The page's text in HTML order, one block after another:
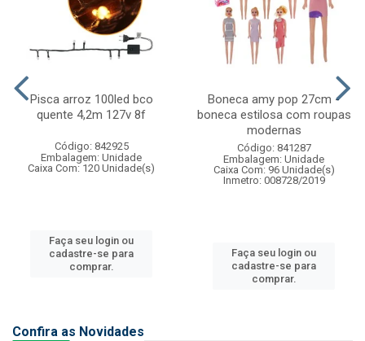
Pisca arroz 100led bco
quente 4,2m 127v 8f
Código: 842925
Embalagem: Unidade
Caixa Com: 120 Unidade(s)
Faça seu login ou
cadastre-se para
comprar.
Boneca amy pop 27cm -
boneca estilosa com roupas
modernas
Código: 841287
Embalagem: Unidade
Caixa Com: 96 Unidade(s)
Inmetro: 008728/2019
Faça seu login ou
cadastre-se para
comprar.
Confira as Novidades